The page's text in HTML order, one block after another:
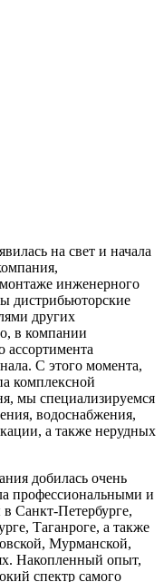
на свет и начала
инженерного
дистрибьюторские
других
в компании
ассортимента
С этого момента,
комплексной
мы специализируемся
водоснабжения,
а также нерудных
добилась очень
профессиональными и
Санкт-Петербурге,
Таганроге, а также
Мурманской,
Накопленный опыт,
спектр самого